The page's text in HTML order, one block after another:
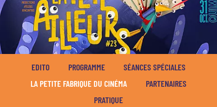
EDITO PROGRAMME
SÉANCES SPÉCIALES
LA PETITE FABRIQUE DU CINÉMA
PARTENAIRES
PRATIQUE